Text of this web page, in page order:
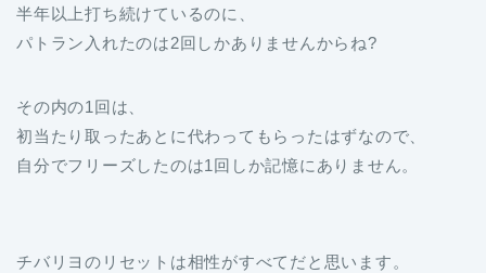
半年以上打ち続けているのに、
パトラン入れたのは2回しかありませんからね?
その内の1回は、
初当たり取ったあとに代わってもらったはずなので、
自分でフリーズしたのは1回しか記憶にありません。
チバリヨのリセットは相性がすべてだと思います。